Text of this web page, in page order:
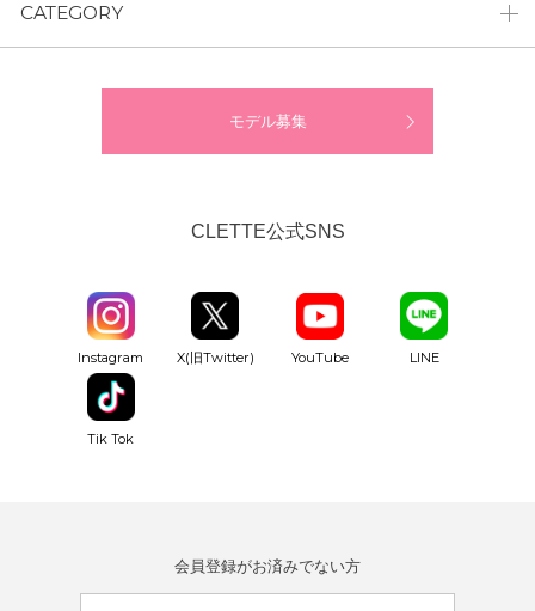
CATEGORY
モデル募集
CLETTE公式SNS
Instagram X(旧Twitter) YouTube LINE
Tik Tok
会員登録がお済みでない方